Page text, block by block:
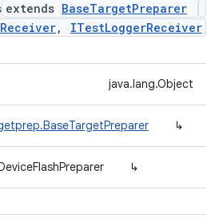
extends BaseTargetPreparer
, ITestLoggerReceiver
java.lang.Object
↳
↳